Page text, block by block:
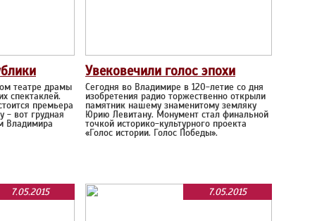
театре драмы
спектаклей.
премьера
- вот грудная
Владимира
Увековечили голос эпохи
Сегодня во Владимире в 120-летие со дня
изобретения радио торжественно открыли
памятник нашему знаменитому земляку
Юрию Левитану. Монумент стал финальной
точкой историко-культурного проекта
«Голос истории. Голос Победы».
7.05.2015 7.05.2015